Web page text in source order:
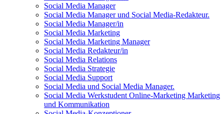
Social Media Manager
Social Media Manager und Social Media-Redakteur.
Social Media Manager/in
Social Media Marketing
Social Media Marketing Manager
Social Media Redakteur/in
Social Media Relations
Social Media Strategie
Social Media Support
Social Media und Social Media Manager.
Social Media Werkstudent Online-Marketing Marketing
und Kommunikation